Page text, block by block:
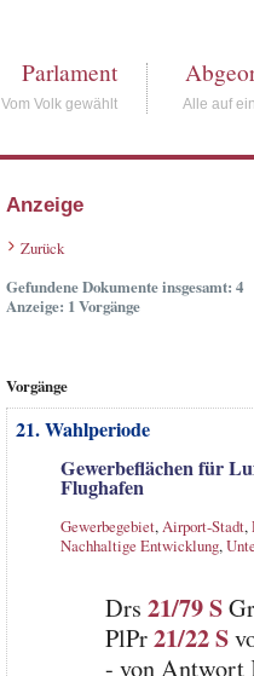
Parlament
Vom Volk gewählt Alle auf
Anzeige
Zurück
Gefundene Dokumente insgesamt: 4
Anzeige: 1 Vorgänge
Vorgänge
21. Wahlperiode
Gewerbeflächen für
Flughafen
Gewerbegebiet,Airport-Stadt,
Nachhaltige Entwicklung,
Drs 21/79 S
PlPr21/22 S
- von Antwort